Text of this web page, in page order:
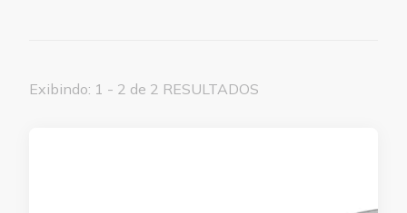
Exibindo: 1 - 2 de 2 RESULTADOS